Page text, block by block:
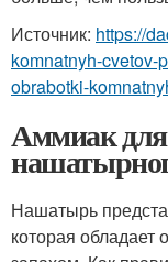
Источник: https://
komnatnyh-cvetov-
obrabotki-
Аммиак для
Нашатырь
которая обладает